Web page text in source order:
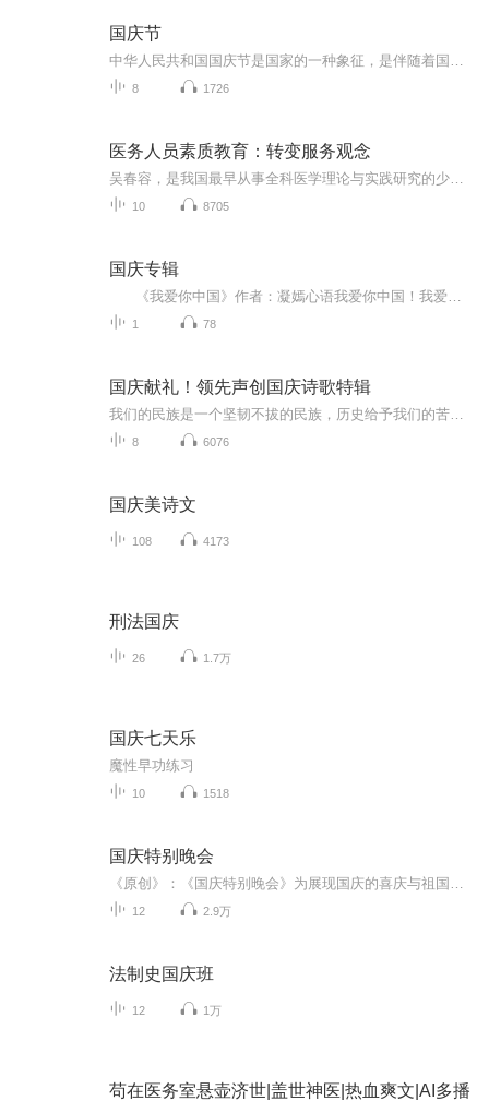
国庆节
8 1726
医务人员素质教育：转变服务观念
10 8705
国庆专辑
1 78
国庆献礼！领先声创国庆诗歌特辑
8 6076
国庆美诗文
108 4173
刑法国庆
26 1.7万
国庆七天乐
魔性早功练习
10 1518
国庆特别晚会
12 2.9万
法制史国庆班
12 1万
苟在医务室悬壶济世|盖世神医|热血爽文|AI多播